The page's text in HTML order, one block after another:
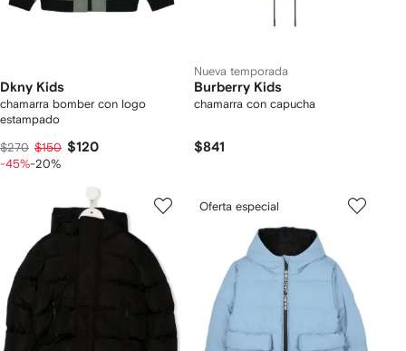
Dkny Kids
chamarra bomber con logo
estampado
$270 $150 $120
-45%-20%
Nueva temporada
Burberry Kids
chamarra con capucha
$841
Oferta especial